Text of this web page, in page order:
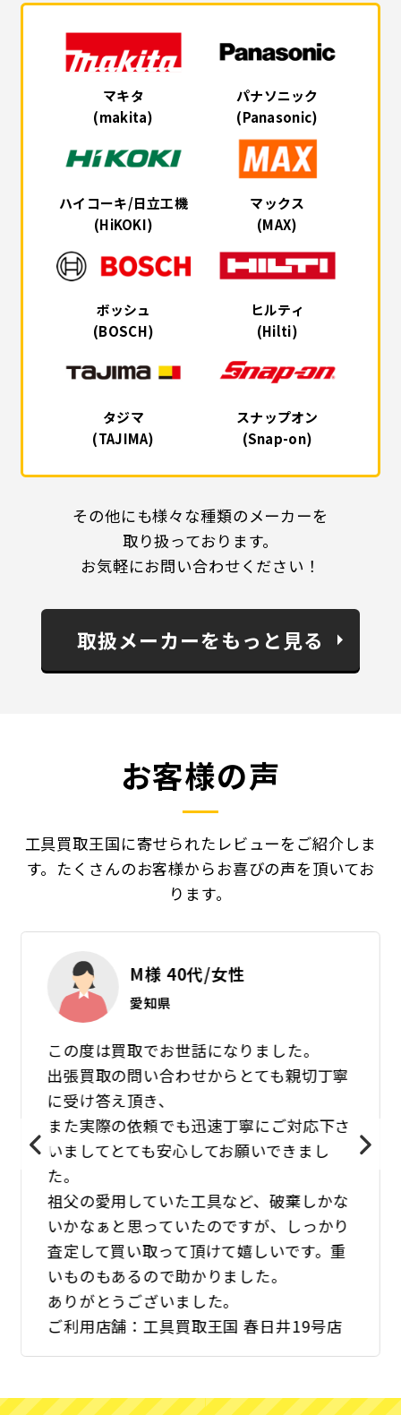
マキタ
(makita)
パナソニック
(Panasonic)
ハイコーキ/日立工機
(HiKOKI)
マックス
(MAX)
ボッシュ
(BOSCH)
ヒルティ
(Hilti)
タジマ
(TAJIMA)
スナップオン
(Snap-on)
その他にも様々な種類のメーカーを
取り扱っております。
お気軽にお問い合わせください！
取扱メーカーをもっと見る
お客様の声
工具買取王国に寄せられたレビューをご紹介しま
す。 たくさんのお客様からお喜びの声を頂いてお
ります。
M様 40代/女性
愛知県
この度は買取でお世話になりました。
出張買取の問い合わせからとても親切丁寧
に受け答え頂き、
また実際の依頼でも迅速丁寧にご対応下さ
いましてとても安心してお願いできまし
た。
祖父の愛用していた工具など、破棄しかな
いかなぁと思っていたのですが、しっかり
査定して買い取って頂けて嬉しいです。重
いものもあるので助かりました。
ありがとうございました。
ご利用店舗：工具買取王国 春日井19号店